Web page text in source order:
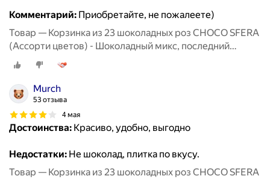
Комментарий: Приобретайте, не пожалеете)
Товар — Корзинка из 23 шоколадных роз CHOCO SFERA
(Ассорти цветов) - Шоколадный микс, последний
звонок
Murch
53 отзыва
4 мая
Достоинства: Красиво, удобно, выгодно
Недостатки: Не шоколад, плитка по вкусу.
Товар — Корзинка из 23 шоколадных роз CHOCO SFERA